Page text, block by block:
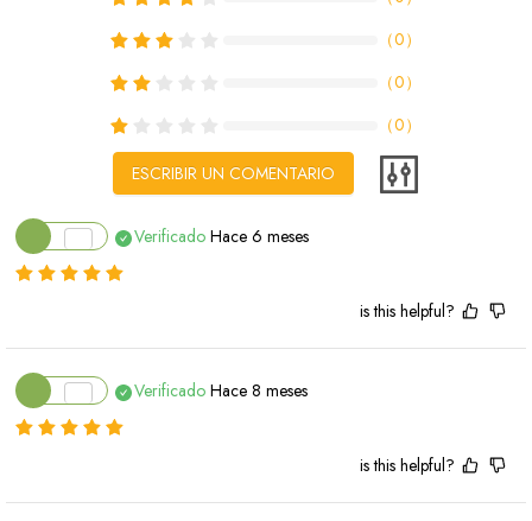
（0）
（0）
（0）
ESCRIBIR UN COMENTARIO
Verificado Hace 6 meses
is this helpful?
Verificado Hace 8 meses
is this helpful?